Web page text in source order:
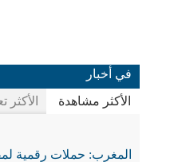
في أخبار
الأكثر مشاهدة الأكثر
المغرب: حملات رقمية